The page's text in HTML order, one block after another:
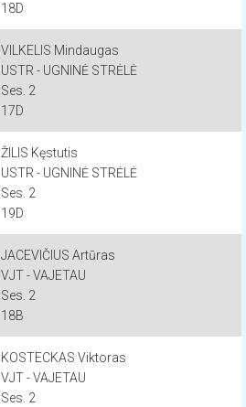
18D
VILKELIS Mindaugas
USTR - UGNINĖ STRĖLĖ
Ses. 2
17D
ŽILIS Kęstutis
USTR - UGNINĖ STRĖLĖ
Ses. 2
19D
JACEVIČIUS Artūras
VJT - VAJETAU
Ses. 2
18B
KOSTECKAS Viktoras
VJT - VAJETAU
Ses. 2